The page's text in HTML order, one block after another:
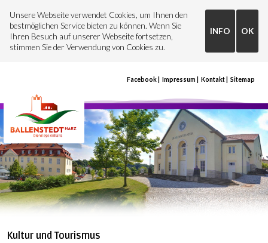
Unsere Webseite verwendet Cookies, um Ihnen den
bestmöglichen Service bieten zu können. Wenn Sie
Ihren Besuch auf unserer Webseite fortsetzen,
stimmen Sie der Verwendung von Cookies zu.
INFO OK
Facebook Impressum Kontakt Sitemap
Kultur und Tourismus